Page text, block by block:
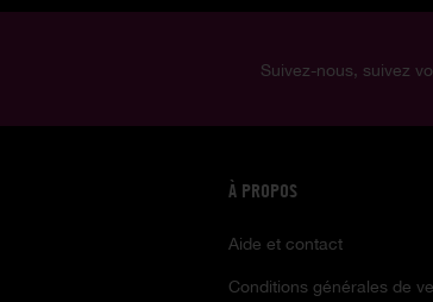
Suivez-nous, suivez
À PROPOS
Aide et contact
Conditions générales de